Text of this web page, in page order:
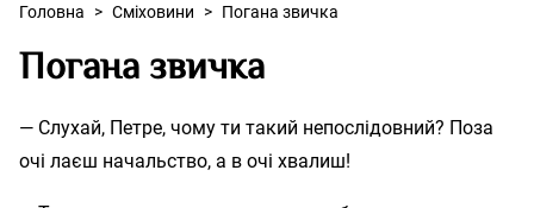
Головна > Сміховини > Погана звичка
Погана звичка
— Слухай, Петре, чому ти такий непослідовний? Поза
очі лаєш начальство, а в очі хвалиш!